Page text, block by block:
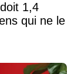
1,4
qui ne le